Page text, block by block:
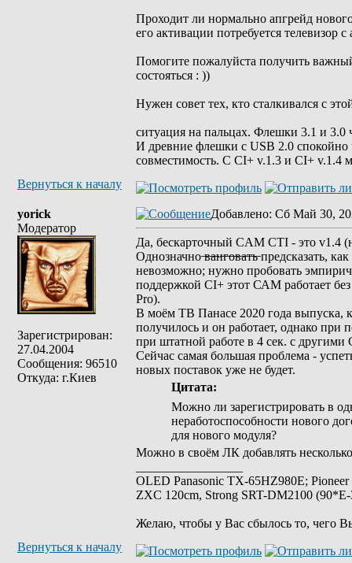
Проходит ли нормально апгрейд
его активации потребуется телевизор
Помогите пожалуйста получить
состояться : ))
Нужен совет тех, кто сталкивался с
ситуация на пальцах. Флешки 3.1 и 3.0
И древние флешки с USB 2.0
совместимость. С CI+ v.1.3 и CI+ v.1.4
Вернуться к началу
yorick
Модератор
Зарегистрирован:
27.04.2004
Сообщения: 96510
Откуда: г.Киев
Добавлено: Сб Май 30,
Да, бескарточный CAM CTI - это v1.4
Однозначно ̶в̶а̶н̶г̶о̶в̶а̶т̶ь̶ предсказать,
невозможно; нужно пробовать
поддержкой CI+ этот САМ работает
Pro).
В моём ТВ Панасе 2020 года выпуска,
получилось и он работает, однако при
при штатной работе в 4 сек. с
Сейчас самая большая проблема -
новых поставок уже не будет.
Цитата:
Можно ли зарегистрировать в
неработоспособности нового
для нового модуля?
Можно в своём ЛК добавлять
OLED Panasonic TX-65HZ980E;
ZXC 120cm, Strong SRT-DM2100
Желаю, чтобы у Вас сбылось то, чего
Вернуться к началу